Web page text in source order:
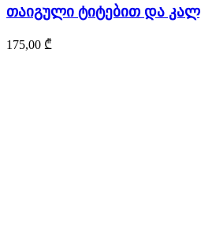
თაიგული ტიტებით და
175,00 ₾